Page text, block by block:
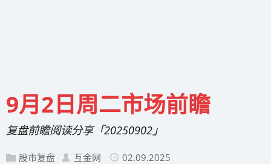
9月2日周二市场前瞻
复盘前瞻阅读分享「20250902」
股市复盘 互金网 02.09.2025